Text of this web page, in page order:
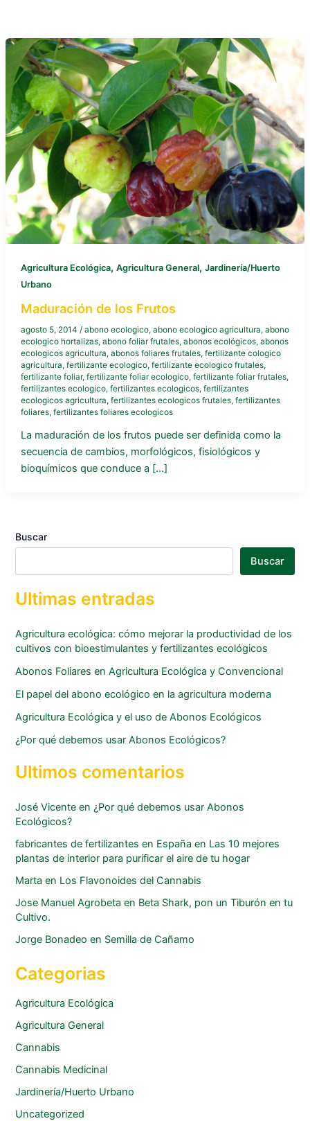
Agricultura Ecológica, Agricultura General, Jardinería/Huerto
Urbano
Maduración de los Frutos
agosto 5, 2014 / abono ecologico, abono ecologico agricultura, abono
ecologico hortalizas, abono foliar frutales, abonos ecológicos, abonos
ecologicos agricultura, abonos foliares frutales, fertilizante cologico
agricultura, fertilizante ecologico, fertilizante ecologico frutales,
fertilizante foliar, fertilizante foliar ecologico, fertilizante foliar frutales,
fertilizantes ecologico, fertilizantes ecologicos, fertilizantes
ecologicos agricultura, fertilizantes ecologicos frutales, fertilizantes
foliares, fertilizantes foliares ecologicos
La maduración de los frutos puede ser definida como la
secuencia de cambios, morfológicos, fisiológicos y
bioquímicos que conduce a […]
Buscar
Buscar
Ultimas entradas
Agricultura ecológica: cómo mejorar la productividad de los
cultivos con bioestimulantes y fertilizantes ecológicos
Abonos Foliares en Agricultura Ecológica y Convencional
El papel del abono ecológico en la agricultura moderna
Agricultura Ecológica y el uso de Abonos Ecológicos
¿Por qué debemos usar Abonos Ecológicos?
Ultimos comentarios
José Vicente en¿Por qué debemos usar Abonos
Ecológicos?
fabricantes de fertilizantes en España en Las 10 mejores
plantas de interior para purificar el aire de tu hogar
Marta en Los Flavonoides del Cannabis
Jose Manuel Agrobeta en Beta Shark, pon un Tiburón en tu
Cultivo.
Jorge Bonadeo en Semilla de Cañamo
Categorias
Agricultura Ecológica
Agricultura General
Cannabis
Cannabis Medicinal
Jardinería/Huerto Urbano
Uncategorized